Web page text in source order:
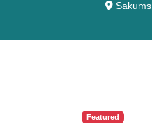
Sākums
Featured